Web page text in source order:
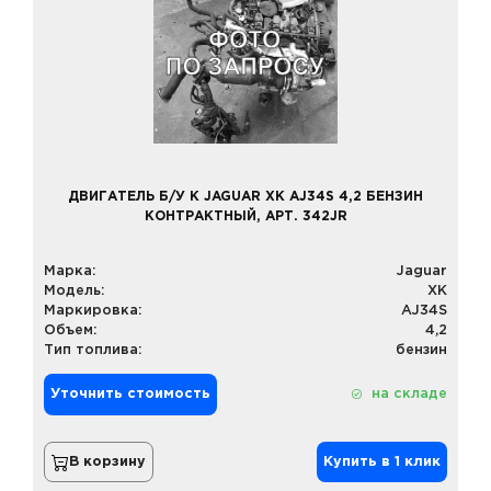
ДВИГАТЕЛЬ Б/У К JAGUAR XK AJ34S 4,2 БЕНЗИН
КОНТРАКТНЫЙ, АРТ. 342JR
Марка:
Jaguar
Модель:
XK
Маркировка:
AJ34S
Объем:
4,2
Тип топлива:
бензин
Уточнить стоимость на складе
В корзину Купить в 1 клик